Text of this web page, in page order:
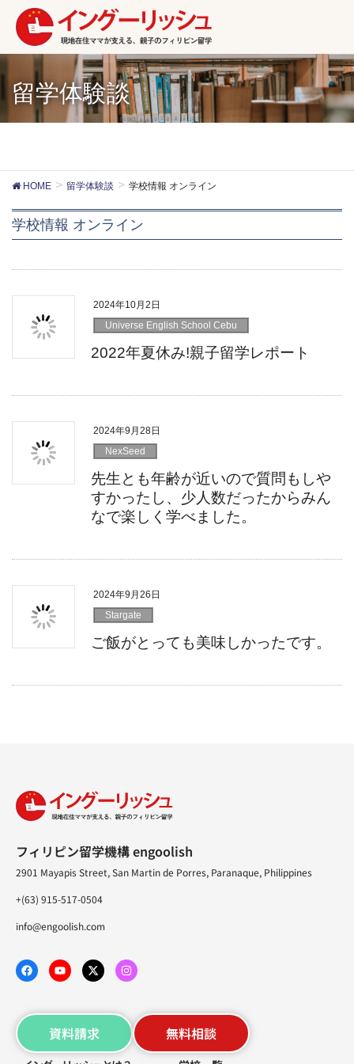
留学体験談
HOME 留学体験談 学校情報 オンライン
学校情報 オンライン
2024年10月2日
Universe English School Cebu
2022年夏休み!親子留学レポート
2024年9月28日
NexSeed
先生とも年齢が近いので質問もしや
すかったし、少人数だったからみん
なで楽しく学べました。
2024年9月26日
Stargate
ご飯がとっても美味しかったです。
フィリピン留学機構 engoolish
2901 Mayapis Street, San Martin de Porres, Paranaque, Philippines
+(63) 915-517-0504
info@engoolish.com
資料請求 無料相談